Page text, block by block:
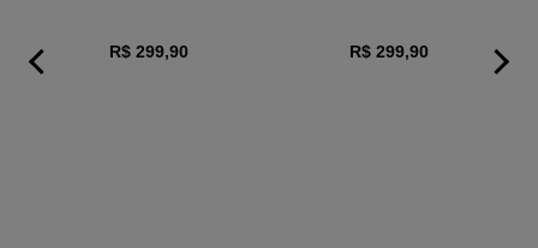
R$ 299,90 R$ 299,90